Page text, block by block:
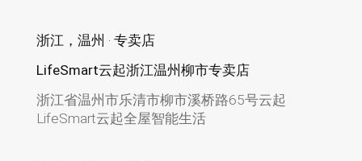
浙江，温州 · 专卖店
LifeSmart云起浙江温州柳市专卖店
浙江省温州市乐清市柳市溪桥路65号云起
LifeSmart云起全屋智能生活